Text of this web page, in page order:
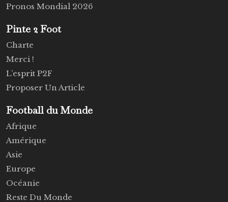
Pronos Mondial 2026
Pinte 2 Foot
Charte
Merci !
L’esprit P2F
Proposer Un Article
Football du Monde
Afrique
Amérique
Asie
Europe
Océanie
Reste Du Monde